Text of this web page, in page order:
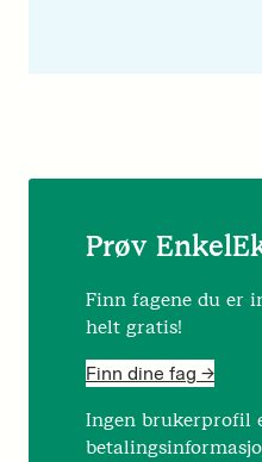
Prøv
Finn fagene du er
helt gratis!
Finn dine fag ->
Ingen brukerprofil